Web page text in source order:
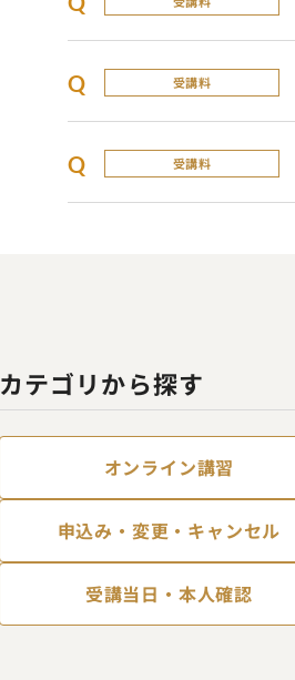
Q 受講料
Q 受講料
カテゴリから探す
オンライン講習
申込み・変更・キャンセル
受講当日・本人確認